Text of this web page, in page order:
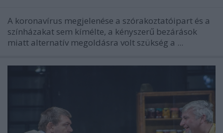
A koronavírus megjelenése a szórakoztatóipart és a
színházakat sem kímélte, a kényszerű bezárások
miatt alternatív megoldásra volt szükség a ...